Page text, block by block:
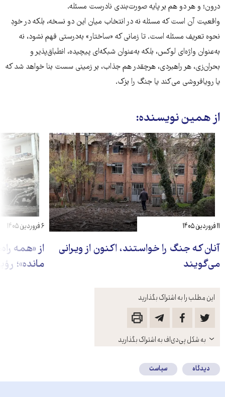
این مطلب را به اشتراک بگذارید
باز
کنید
به شکل پی‌دی‌اف به اشتراک بگذارید
درون؛ و هر دو هم بر پایه صورت‌بندی نادرست مسئله.
واقعیت آن است که مسئله نه در انتخاب میان این دو نسخه، بلکه در خودِ
نحوه تعریف مسئله است. تا زمانی که «ساختار» به‌درستی فهم نشود، نه
به‌عنوان واژه‌ای لوکس، بلکه به‌عنوان شبکه‌ای پیچیده، انطباق‌پذیر و
بحران‌زی، هر راهبردی، هرچقدر هم جذاب، بر زمینی سست بنا خواهد شد که
یا رویافروشی می‌کند یا جنگ را بزک.
از همین نویسنده:
آنان که جنگ را خواستند، اکنون از ویرانی
می‌گویند
۱۱ فروردین ۱۴۰۵
از «همه
مانده»؛
۶ فروردین ۱۴۰۵
دیدگاه سیاست